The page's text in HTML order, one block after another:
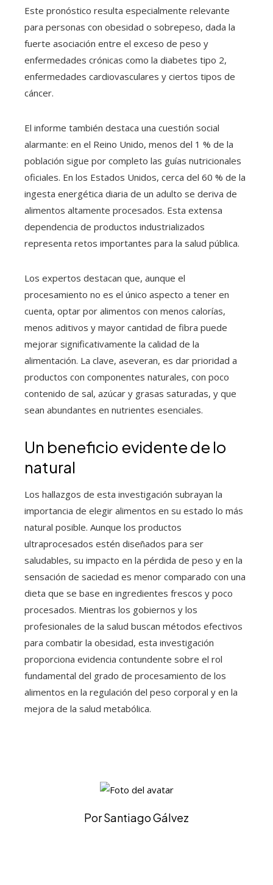
Este pronóstico resulta especialmente relevante
para personas con obesidad o sobrepeso, dada la
fuerte asociación entre el exceso de peso y
enfermedades crónicas como la diabetes tipo 2,
enfermedades cardiovasculares y ciertos tipos de
cáncer.
El informe también destaca una cuestión social
alarmante: en el Reino Unido, menos del 1 % de la
población sigue por completo las guías nutricionales
oficiales. En los Estados Unidos, cerca del 60 % de la
ingesta energética diaria de un adulto se deriva de
alimentos altamente procesados. Esta extensa
dependencia de productos industrializados
representa retos importantes para la salud pública.
Los expertos destacan que, aunque el
procesamiento no es el único aspecto a tener en
cuenta, optar por alimentos con menos calorías,
menos aditivos y mayor cantidad de fibra puede
mejorar significativamente la calidad de la
alimentación. La clave, aseveran, es dar prioridad a
productos con componentes naturales, con poco
contenido de sal, azúcar y grasas saturadas, y que
sean abundantes en nutrientes esenciales.
Un beneficio evidente de lo
natural
Los hallazgos de esta investigación subrayan la
importancia de elegir alimentos en su estado lo más
natural posible. Aunque los productos
ultraprocesados estén diseñados para ser
saludables, su impacto en la pérdida de peso y en la
sensación de saciedad es menor comparado con una
dieta que se base en ingredientes frescos y poco
procesados. Mientras los gobiernos y los
profesionales de la salud buscan métodos efectivos
para combatir la obesidad, esta investigación
proporciona evidencia contundente sobre el rol
fundamental del grado de procesamiento de los
alimentos en la regulación del peso corporal y en la
mejora de la salud metabólica.
Por Santiago Gálvez